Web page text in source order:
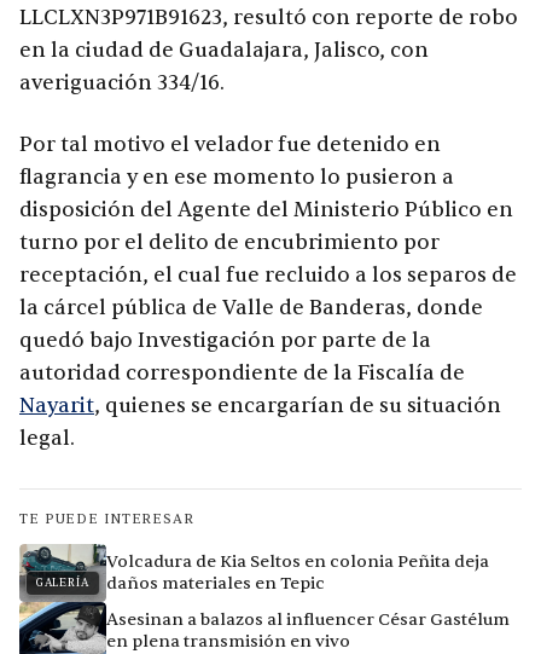
LLCLXN3P971B91623, resultó con reporte de robo
en la ciudad de Guadalajara, Jalisco, con
averiguación 334/16.
Por tal motivo el velador fue detenido en
flagrancia y en ese momento lo pusieron a
disposición del Agente del Ministerio Público en
turno por el delito de encubrimiento por
receptación, el cual fue recluido a los separos de
la cárcel pública de Valle de Banderas, donde
quedó bajo Investigación por parte de la
autoridad correspondiente de la Fiscalía de
Nayarit, quienes se encargarían de su situación
legal.
TE PUEDE INTERESAR
GALERÍA
Volcadura de Kia Seltos en colonia Peñita deja
daños materiales en Tepic
Asesinan a balazos al influencer César Gastélum
en plena transmisión en vivo